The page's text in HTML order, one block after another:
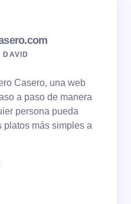
DAVID
Casero, una web
a paso de manera
persona pueda
platos más simples a